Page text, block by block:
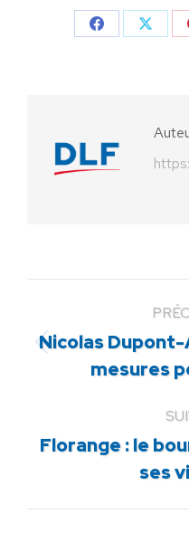
Partager
Nicolas
mesures
Florange : le
ses